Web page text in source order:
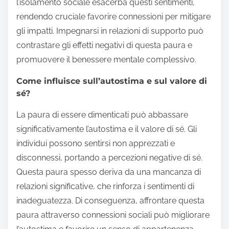
l’isolamento sociale esacerba questi sentimenti,
rendendo cruciale favorire connessioni per mitigare
gli impatti. Impegnarsi in relazioni di supporto può
contrastare gli effetti negativi di questa paura e
promuovere il benessere mentale complessivo.
Come influisce sull’autostima e sul valore di
sé?
La paura di essere dimenticati può abbassare
significativamente l’autostima e il valore di sé. Gli
individui possono sentirsi non apprezzati e
disconnessi, portando a percezioni negative di sé.
Questa paura spesso deriva da una mancanza di
relazioni significative, che rinforza i sentimenti di
inadeguatezza. Di conseguenza, affrontare questa
paura attraverso connessioni sociali può migliorare